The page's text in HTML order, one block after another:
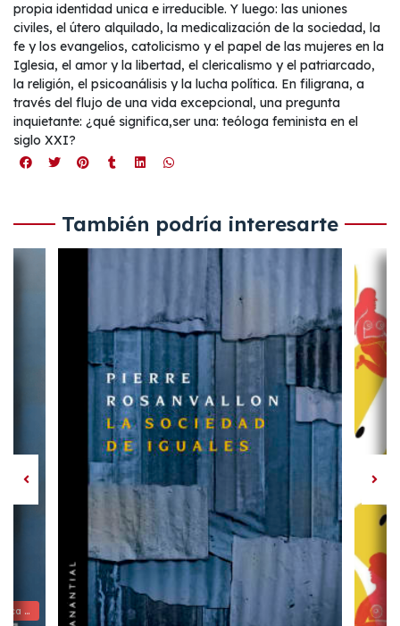
propia identidad unica e irreducible. Y luego: las uniones
civiles, el útero alquilado, la medicalización de la sociedad, la
fe y los evangelios, catolicismo y el papel de las mujeres en la
Iglesia, el amor y la libertad, el clericalismo y el patriarcado,
la religión, el psicoanálisis y la lucha política. En filigrana, a
través del flujo de una vida excepcional, una pregunta
inquietante: ¿qué significa,ser una: teóloga feminista en el
siglo XXI?
También podría interesarte
En el vientre de otra. Una crítica feminista de las tecnologías reproductivas